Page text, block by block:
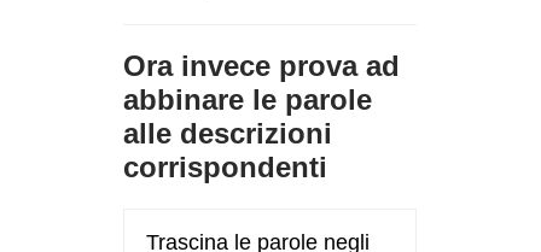
Ora invece prova ad
abbinare le parole
alle descrizioni
corrispondenti